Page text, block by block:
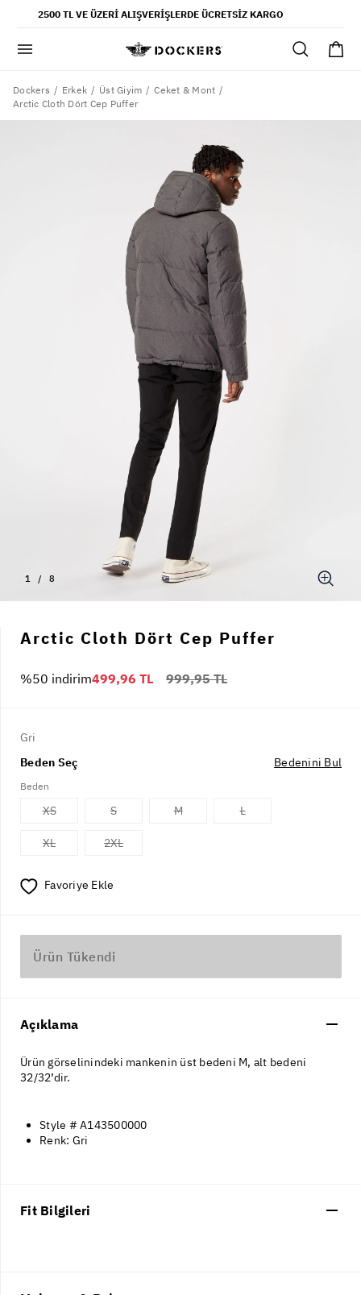
2500 TL VE ÜZERI ALIŞVERIŞLERDE ÜCRETSIZ KARGO
gömlek
şort
ultimate chino pantolon
Dockers Erkek Üst Giyim
Ceket & Mont
Arctic Cloth Dört Cep Puffer
1 / 8
Arctic Cloth Dört Cep Puffer
999,95 TL
%50 indirim499,96 TL
Gri
Beden Seç
Bedenini Bul
Beden
XS S M L
XL 2XL
Favoriye Ekle
Ürün Tükendi
Açıklama
Ürün görselinindeki mankenin üst bedeni M, alt bedeni
32/32’dir.
Style # A143500000
Renk: Gri
Fit Bilgileri